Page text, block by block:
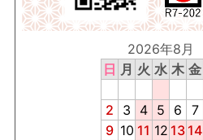
2026年8月
日 月 火 水 木 金
2
3 4 5 6 7
9 10 11 12 13 14